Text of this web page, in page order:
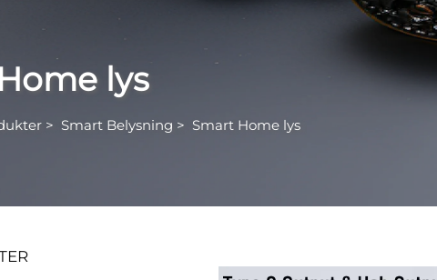
lys
> Smart Belysning > Smart Home lys